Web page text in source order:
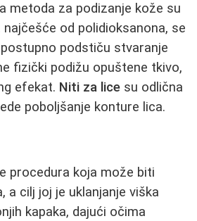
metoda za podizanje kože su
najčešće od polidioksanona, se
podstiču stvaranje
fizički podižu opuštene tkivo,
efekat. Niti za lice su odlična
poboljšanje konture lica.
procedura koja može biti
a cilj joj je uklanjanje viška
kapaka, dajući očima